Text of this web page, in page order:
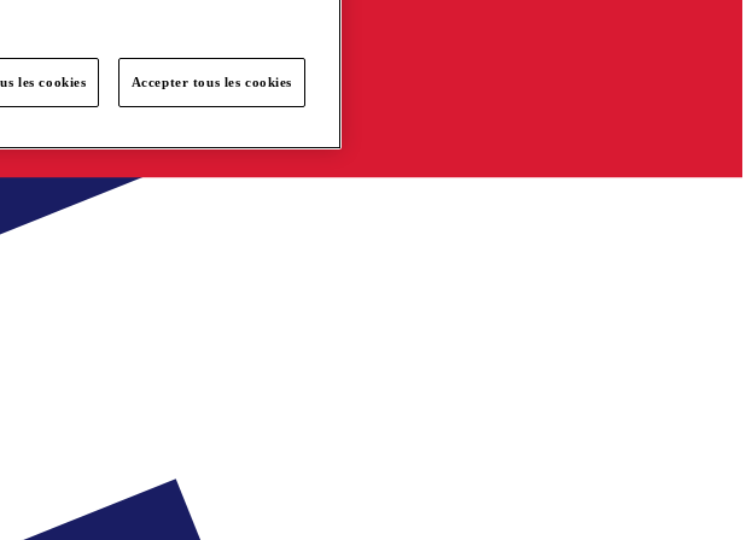
les cookies Accepter tous les cookies